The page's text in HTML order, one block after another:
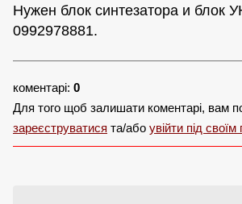
Нужен блок синтезатора и блок
0992978881.
коментарі: 0
Для того щоб залишати коментарі, вам
зареєструватися та/або увійти під